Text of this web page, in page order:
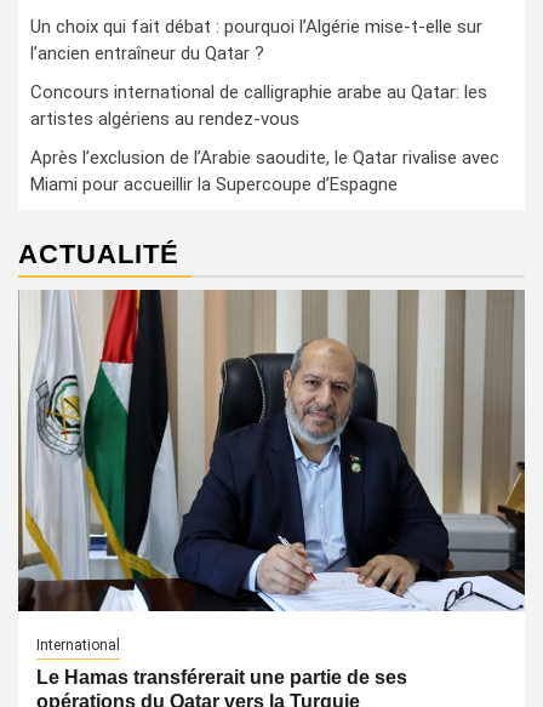
Un choix qui fait débat : pourquoi l’Algérie mise-t-elle sur
l’ancien entraîneur du Qatar ?
Concours international de calligraphie arabe au Qatar: les
artistes algériens au rendez-vous
Après l’exclusion de l’Arabie saoudite, le Qatar rivalise avec
Miami pour accueillir la Supercoupe d’Espagne
ACTUALITÉ
International
Le Hamas transférerait une partie de ses
opérations du Qatar vers la Turquie